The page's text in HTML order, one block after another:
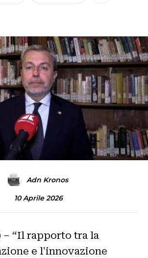
Adn Kronos
10 Aprile 2026
– “Il rapporto tra la
e l'innovazione